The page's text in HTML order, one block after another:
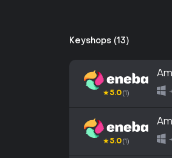
Keyshops (13)
★5.0(1)
★5.0(1)